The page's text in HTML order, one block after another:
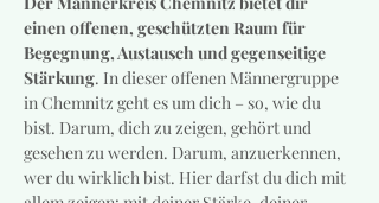
einen offenen, geschützten Raum für
Begegnung, Austausch und gegenseitige
Stärkung. In dieser offenen Männergruppe
in Chemnitz geht es um dich – so, wie du
bist. Darum, dich zu zeigen, gehört und
gesehen zu werden. Darum, anzuerkennen,
wer du wirklich bist. Hier darfst du dich mit